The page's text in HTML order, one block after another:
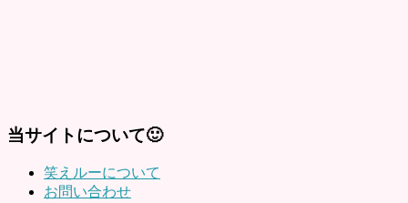
当サイトについて🙂
笑えルーについて
お問い合わせ